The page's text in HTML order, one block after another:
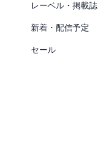
レーベル・掲載誌
新着・配信予定
セール